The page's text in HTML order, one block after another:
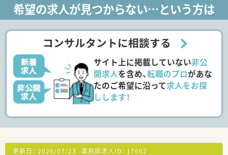
希望の求人が見つからない…という方は
コンサルタントに相談する
サイト上に掲載していない非公
開求人を含め、転職のプロがあな
たのご希望に沿って求人をお探
しします！
更新日： 2026/07/23 薬剤師求人ID： 17662